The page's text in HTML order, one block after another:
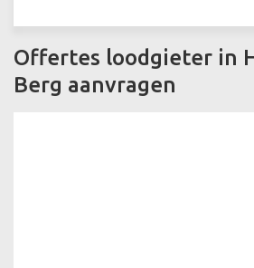
Offertes loodgieter in
Berg aanvragen